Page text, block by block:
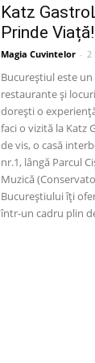
Katz
Prinde Viață!
Magia Cuvintelor - 2
Bucureștiul este
restaurante și
dorești o
faci o vizită la Katz
de vis, o casă
nr.1, lângă Parcul
Muzică
Bucureștiului îți
într-un cadru plin